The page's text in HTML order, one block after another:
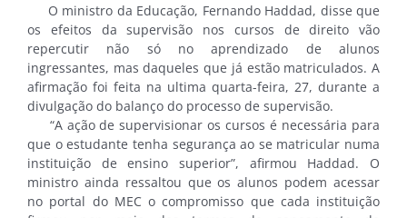
O ministro da Educação, Fernando Haddad, disse que
os efeitos da supervisão nos cursos de direito vão
repercutir não só no aprendizado de alunos
ingressantes, mas daqueles que já estão matriculados. A
afirmação foi feita na ultima quarta-feira, 27, durante a
divulgação do balanço do processo de supervisão.
“A ação de supervisionar os cursos é necessária para
que o estudante tenha segurança ao se matricular numa
instituição de ensino superior”, afirmou Haddad. O
ministro ainda ressaltou que os alunos podem acessar
no portal do MEC o compromisso que cada instituição